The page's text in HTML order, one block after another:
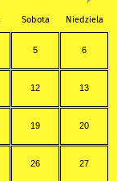
Sobota Niedziela
5 6
12 13
19 20
26 27